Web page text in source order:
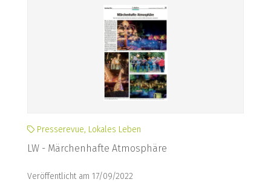
Presserevue, Lokales Leben
LW - Märchenhafte Atmosphäre
Veröffentlicht am 17/09/2022